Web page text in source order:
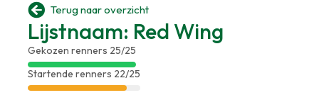
 Terug naar overzicht
Lijstnaam: Red Wing
Gekozen renners 25/25
Startende renners 22/25